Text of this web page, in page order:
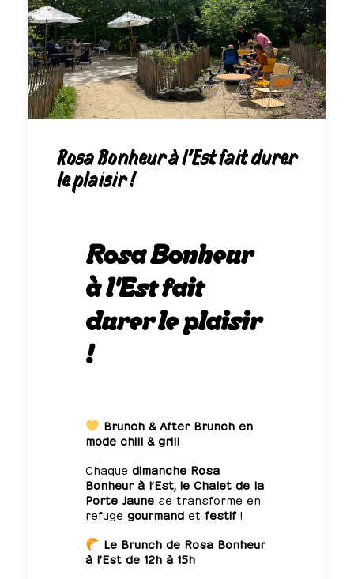
Rosa Bonheur à l'Est fait durer
le plaisir !
Rosa Bonheur
à l'Est fait
durer le plaisir
!
Brunch & After Brunch en
mode chill & grill
Chaque dimanche Rosa
Bonheur à l’Est, le Chalet de la
Porte Jaune se transforme en
refuge gourmand et festif!
Le Brunch de Rosa Bonheur
à l’Est de 12h à 15h